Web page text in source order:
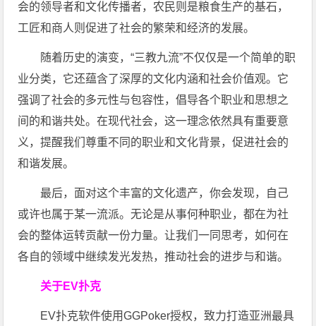
会的领导者和文化传播者，农民则是粮食生产的基石，
工匠和商人则促进了社会的繁荣和经济的发展。
随着历史的演变，“三教九流”不仅仅是一个简单的职
业分类，它还蕴含了深厚的文化内涵和社会价值观。它
强调了社会的多元性与包容性，倡导各个职业和思想之
间的和谐共处。在现代社会，这一理念依然具有重要意
义，提醒我们尊重不同的职业和文化背景，促进社会的
和谐发展。
最后，面对这个丰富的文化遗产，你会发现，自己
或许也属于某一流派。无论是从事何种职业，都在为社
会的整体运转贡献一份力量。让我们一同思考，如何在
各自的领域中继续发光发热，推动社会的进步与和谐。
关于EV扑克
EV扑克软件使用GGPoker授权，致力打造亚洲最具